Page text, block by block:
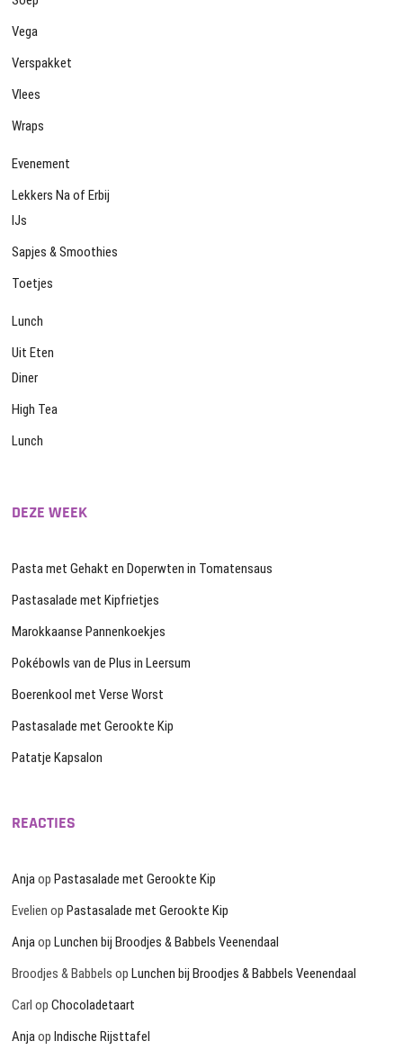
Vega
Verspakket
Vlees
Wraps
Evenement
Lekkers Na of Erbij
IJs
Sapjes & Smoothies
Toetjes
Lunch
Uit Eten
Diner
High Tea
Lunch
DEZE WEEK
Pasta met Gehakt en Doperwten in Tomatensaus
Pastasalade met Kipfrietjes
Marokkaanse Pannenkoekjes
Pokébowls van de Plus in Leersum
Boerenkool met Verse Worst
Pastasalade met Gerookte Kip
Patatje Kapsalon
REACTIES
Anjaop Pastasalade met Gerookte Kip
Evelien op Pastasalade met Gerookte Kip
Anjaop Lunchen bij Broodjes & Babbels Veenendaal
Broodjes & Babbels op Lunchen bij Broodjes & Babbels Veenendaal
Carl opChocoladetaart
Anjaop Indische Rijsttafel